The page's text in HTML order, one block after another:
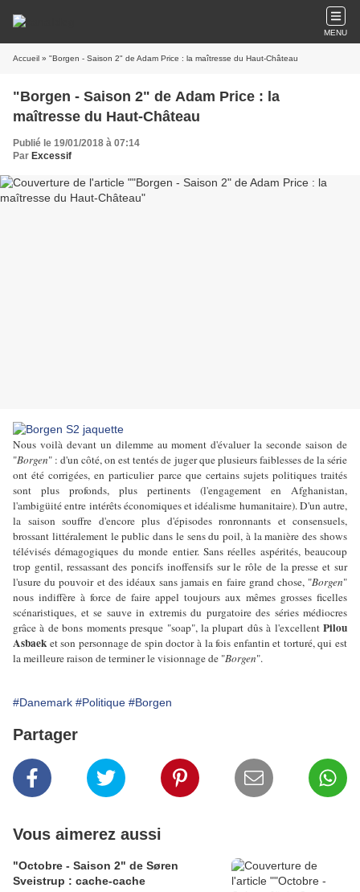
MENU
Accueil » "Borgen - Saison 2" de Adam Price : la maîtresse du Haut-Château
"Borgen - Saison 2" de Adam Price : la
maîtresse du Haut-Château
Publié le 19/01/2018 à 07:14
Par Excessif
Nous voilà devant un dilemme au moment d'évaluer la seconde saison de
"Borgen" : d'un côté, on est tentés de juger que plusieurs faiblesses de la série
ont été corrigées, en particulier parce que certains sujets politiques traités
sont plus profonds, plus pertinents (l'engagement en Afghanistan,
l'ambigüité entre intérêts économiques et idéalisme humanitaire). D'un autre,
la saison souffre d'encore plus d'épisodes ronronnants et consensuels,
brossant littéralement le public dans le sens du poil, à la manière des shows
télévisés démagogiques du monde entier. Sans réelles aspérités, beaucoup
trop gentil, ressassant des poncifs inoffensifs sur le rôle de la presse et sur
l'usure du pouvoir et des idéaux sans jamais en faire grand chose, "Borgen"
nous indiffère à force de faire appel toujours aux mêmes grosses ficelles
scénaristiques, et se sauve in extremis du purgatoire des séries médiocres
grâce à de bons moments presque "soap", la plupart dûs à l'excellent Pilou
Asbaek et son personnage de spin doctor à la fois enfantin et torturé, qui est
la meilleure raison de terminer le visionnage de "Borgen".
#Danemark #Politique #Borgen
Partager
Vous aimerez aussi
"Octobre - Saison 2" de Søren
Sveistrup : cache-cache